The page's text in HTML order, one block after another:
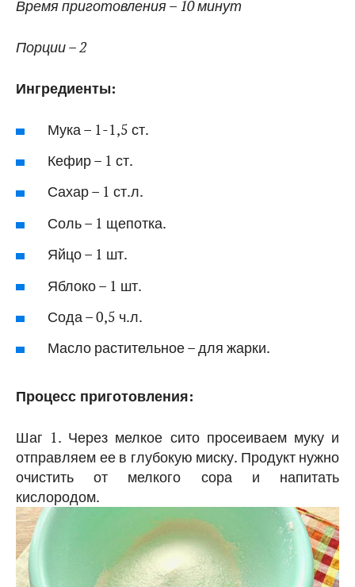
Время приготовления – 10 минут
Порции – 2
Ингредиенты:
Мука – 1-1,5 ст.
Кефир – 1 ст.
Сахар – 1 ст.л.
Соль – 1 щепотка.
Яйцо – 1 шт.
Яблоко – 1 шт.
Сода – 0,5 ч.л.
Масло растительное – для жарки.
Процесс приготовления:
Шаг 1. Через мелкое сито просеиваем муку и
отправляем ее в глубокую миску. Продукт нужно
очистить от мелкого сора и напитать
кислородом.